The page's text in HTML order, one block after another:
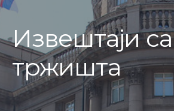
Извештаји са
тржишта